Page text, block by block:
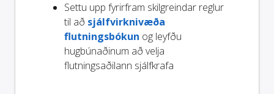
Settu upp fyrirfram skilgreindar reglur
til að sjálfvirknivæða
flutningsbókun og leyfðu
hugbúnaðinum að velja
flutningsaðilann sjálfkrafa